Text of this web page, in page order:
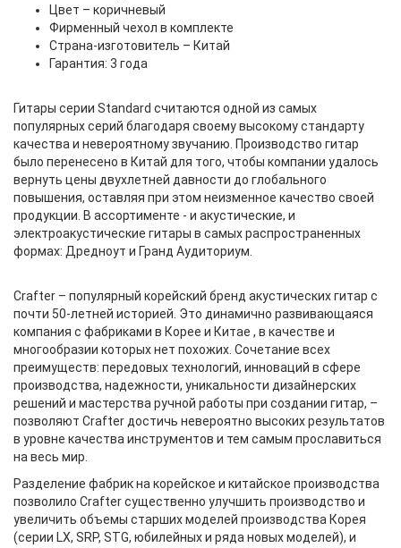
Цвет – коричневый
Фирменный чехол в комплекте
Страна-изготовитель – Китай
Гарантия: 3 года
Гитары серии Standard считаются одной из самых
популярных серий благодаря своему высокому стандарту
качества и невероятному звучанию. Производство гитар
было перенесено в Китай для того, чтобы компании удалось
вернуть цены двухлетней давности до глобального
повышения, оставляя при этом неизменное качество своей
продукции. В ассортименте - и акустические, и
электроакустические гитары в самых распространенных
формах: Дредноут и Гранд Аудиториум.
Crafter – популярный корейский бренд акустических гитар с
почти 50-летней историей. Это динамично развивающаяся
компания с фабриками в Корее и Китае , в качестве и
многообразии которых нет похожих. Сочетание всех
преимуществ: передовых технологий, инноваций в сфере
производства, надежности, уникальности дизайнерских
решений и мастерства ручной работы при создании гитар, –
позволяют Crafter достичь невероятно высоких результатов
в уровне качества инструментов и тем самым прославиться
на весь мир.
Разделение фабрик на корейское и китайское производства
позволило Crafter существенно улучшить производство и
увеличить объемы старших моделей производства Корея
(серии LX, SRP, STG, юбилейных и ряда новых моделей), и